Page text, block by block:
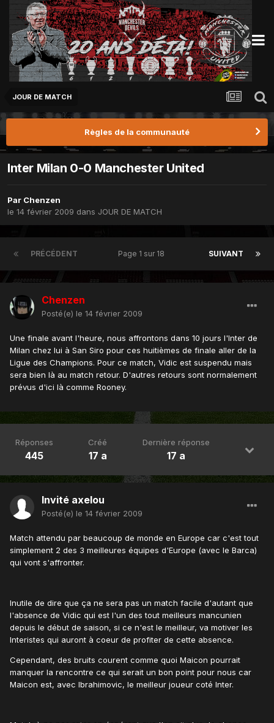
JOUR DE MATCH
Règles de la communauté
Inter Milan 0-0 Manchester United
Par Chenzen
le 14 février 2009 dans JOUR DE MATCH
PRÉCÉDENT SUIVANT
Page 1 sur 18
Chenzen
Posté(e) le 14 février 2009
Une finale avant l'heure, nous affrontons dans 10 jours l'Inter de
Milan chez lui à San Siro pour ces huitièmes de finale aller de la
Ligue des Champions. Pour ce match, Vidic est suspendu mais
sera bien là au match retour. D'autres retours sont normalement
prévus d'ici là comme Rooney.
Réponses
445
Créé
17 a
Dernière réponse
17 a
Invité axelou
Posté(e) le 14 février 2009
Match attendu par beaucoup de monde en Europe car c'est tout
simplement 2 des 3 meilleures équipes d'Europe (avec le Barca)
qui vont s'affronter.
Inutile de dire que ça ne sera pas un match facile d'autant que
l'absence de Vidic qui est l'un des tout meilleurs mancunien
depuis le début de saison, si ce n'est le meilleur, va motiver les
Interistes qui auront à coeur de profiter de cette absence.
Cependant, des bruits courent comme quoi Maicon pourrait
manquer la rencontre ce qui serait un bon point pour nous car
Maicon est, avec Ibrahimovic, le meilleur joueur coté Inter.